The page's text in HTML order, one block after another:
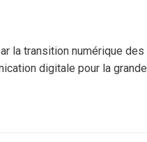
la transition numérique des
digitale pour la grande